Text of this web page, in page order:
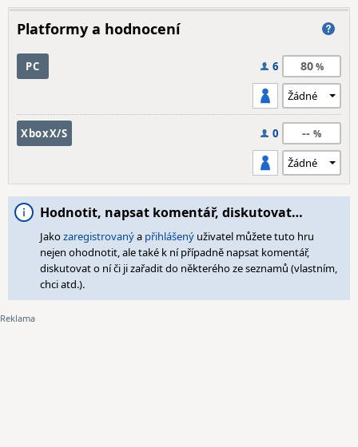
Platformy a hodnocení
PC 6 80
XboxX/S 0 --
Hodnotit, napsat komentář, diskutovat…
Jakozaregistrovanýa přihlášený uživatel můžete tuto hru
nejen ohodnotit, ale také k ní případně napsat komentář,
diskutovat o ní či ji zařadit do některého ze seznamů (vlastním,
chci atd.).